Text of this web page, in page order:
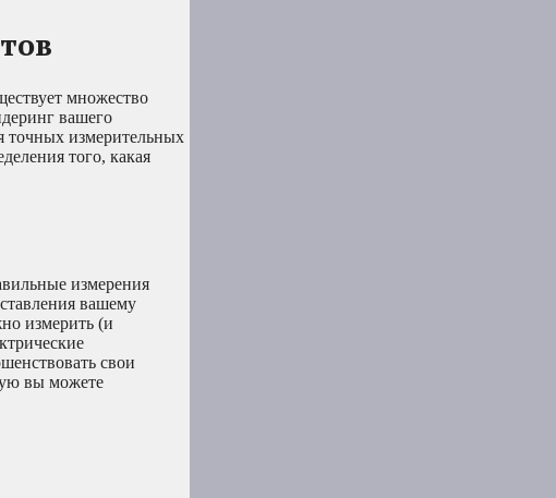
множество
вашего
точных измерительных
того, какая
измерения
вашему
измерить (и
свои
вы можете